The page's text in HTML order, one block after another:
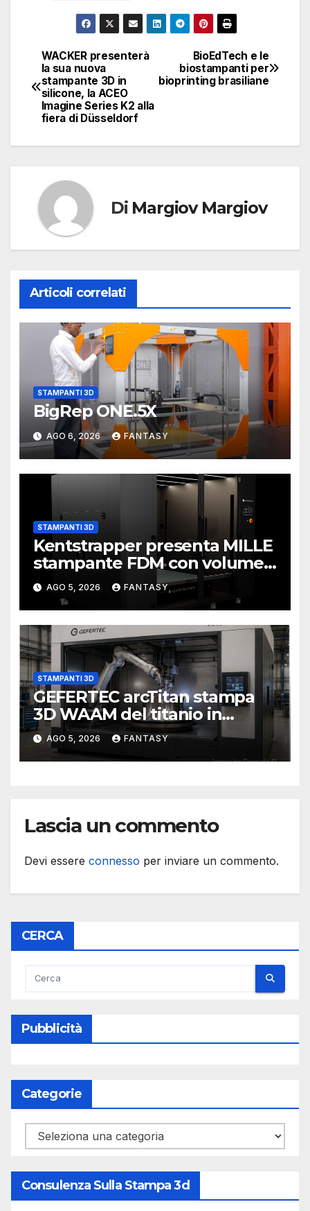
Navigazione
articoli
BioEdTech e le
biostampanti per
bioprinting brasiliane
WACKER presenterà
la sua nuova
stampante 3D in
silicone, la ACEO
Imagine Series K2 alla
fiera di Düsseldorf
Di Margiov Margiov
Articoli correlati
STAMPANTI 3D
BigRep ONE.5X
AGO 6, 2026 FANTASY
STAMPANTI 3D
Kentstrapper presenta MILLE
stampante FDM con volume
di stampa da un metro cubo
AGO 5, 2026 FANTASY
STAMPANTI 3D
GEFERTEC arcTitan stampa
3D WAAM del titanio in
camera inerte
AGO 5, 2026 FANTASY
Lascia un commento
Devi essere connesso per inviare un commento.
CERCA
Pubblicità
Categorie
Categorie
Consulenza Sulla Stampa 3d